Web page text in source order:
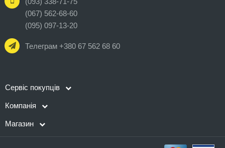
(067) 562-68-60
(095) 097-13-20
Телеграм +380 67 562 68 60
Сервіс покупців
Компанія
Магазин